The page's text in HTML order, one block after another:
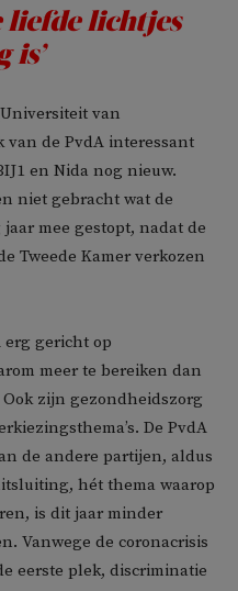
liefde lichtjes
is’
van
van de PvdA interessant
en Nida nog nieuw.
niet gebracht wat de
mee gestopt, nadat de
Tweede Kamer verkozen
erg gericht op
meer te bereiken dan
zijn gezondheidszorg
De PvdA
de andere partijen, aldus
hét thema waarop
is dit jaar minder
Vanwege de coronacrisis
eerste plek, discriminatie